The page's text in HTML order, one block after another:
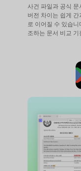
사건 파일과 공식 문
버전 차이는 쉽게
로 이어질 수 있습
조하는 문서 비교